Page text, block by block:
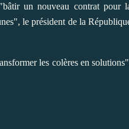
un nouveau contrat pour
le président de la
les colères en